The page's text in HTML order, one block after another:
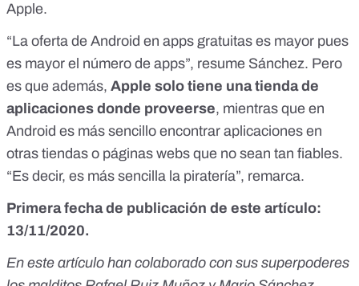
Apple.
“La oferta de Android en apps gratuitas es mayor pues
es mayor el número de apps”, resume Sánchez. Pero
es que además, Apple solo tiene una tienda de
aplicaciones donde proveerse, mientras que en
Android es más sencillo encontrar aplicaciones en
otras tiendas o páginas webs que no sean tan fiables.
“Es decir, es más sencilla la piratería”, remarca.
Primera fecha de publicación de este artículo:
13/11/2020.
En este artículo han colaborado con sus superpoderes